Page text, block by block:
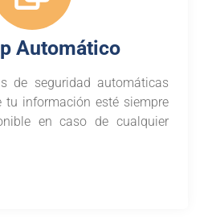
Automático
de seguridad automáticas
tu información esté siempre
en caso de cualquier